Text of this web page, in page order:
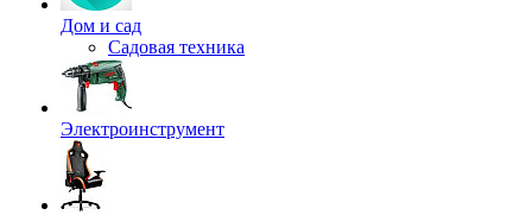
Дом и сад
Садовая техника
Электроинструмент